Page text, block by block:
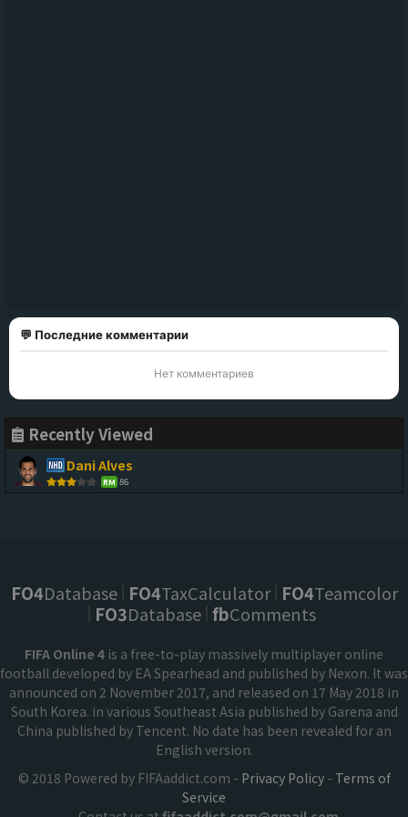
💬 Последние комментарии
Нет комментариев
Recently Viewed
Dani Alves
RM 86
FO4Database FO4TaxCalculator FO4Teamcolor
FO3Database fbComments
FIFA Online 4 is a free-to-play massively multiplayer online
football developed by EA Spearhead and published by Nexon. It was
announced on 2 November 2017, and released on 17 May 2018 in
South Korea. in various Southeast Asia published by Garena and
China published by Tencent. No date has been revealed for an
English version.
© 2018 Powered by FIFAaddict.com - Privacy Policy- Terms of
Service